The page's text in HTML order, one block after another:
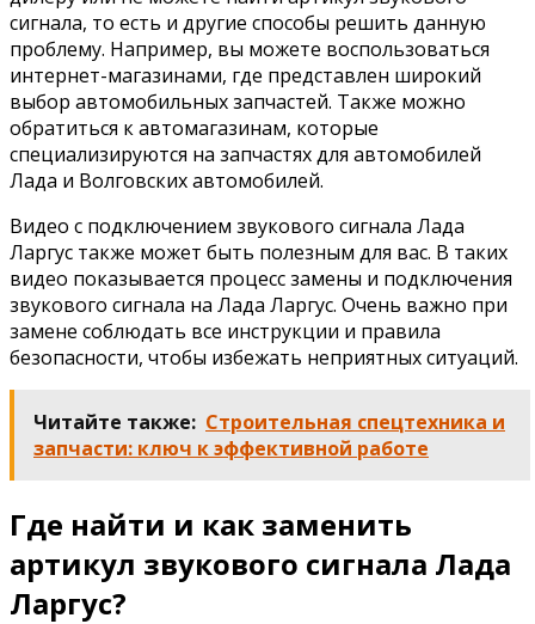
сигнала, то есть и другие способы решить данную
проблему. Например, вы можете воспользоваться
интернет-магазинами, где представлен широкий
выбор автомобильных запчастей. Также можно
обратиться к автомагазинам, которые
специализируются на запчастях для автомобилей
Лада и Волговских автомобилей.
Видео с подключением звукового сигнала Лада
Ларгус также может быть полезным для вас. В таких
видео показывается процесс замены и подключения
звукового сигнала на Лада Ларгус. Очень важно при
замене соблюдать все инструкции и правила
безопасности, чтобы избежать неприятных ситуаций.
Читайте также: Строительная спецтехника и
запчасти: ключ к эффективной работе
Где найти и как заменить
артикул звукового сигнала Лада
Ларгус?